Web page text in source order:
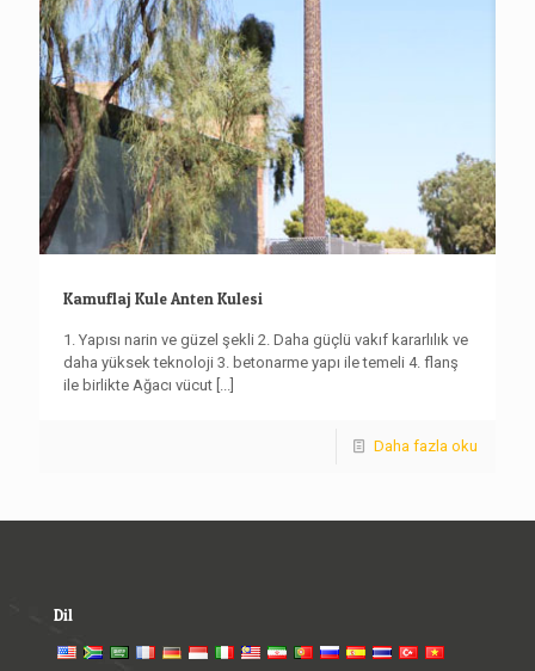
Kamuflaj Kule Anten Kulesi
1. Yapısı narin ve güzel şekli 2. Daha güçlü vakıf kararlılık ve
daha yüksek teknoloji 3. betonarme yapı ile temeli 4. flanş
ile birlikte Ağacı vücut [...]
Daha fazla oku
Dil